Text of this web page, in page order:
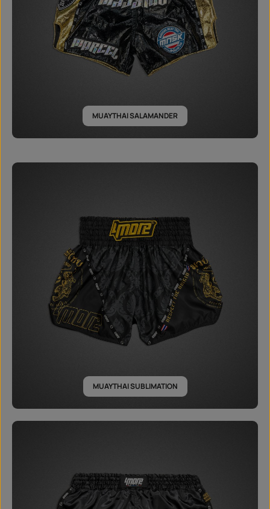
MUAYTHAI SALAMANDER
MUAYTHAI SUBLIMATION